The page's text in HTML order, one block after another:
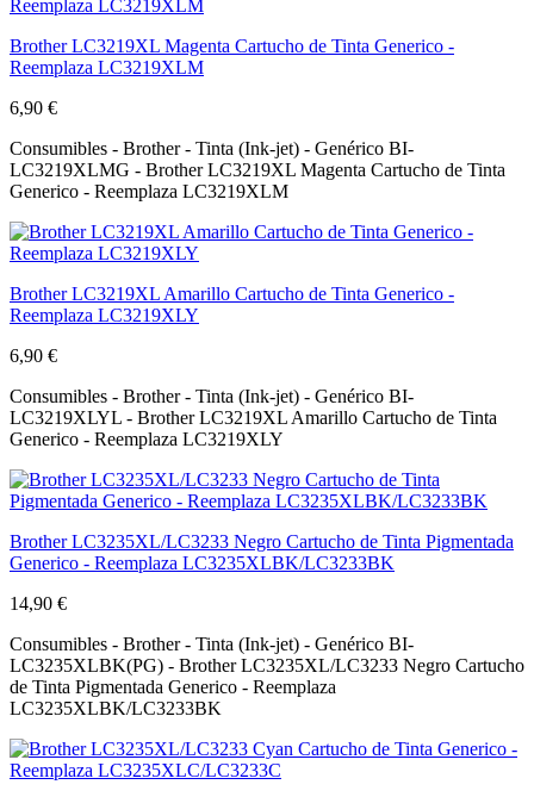
Brother LC3219XL Magenta Cartucho de Tinta Generico -
Reemplaza LC3219XLM
6,90 €
Consumibles - Brother - Tinta (Ink-jet) - Genérico BI-
LC3219XLMG - Brother LC3219XL Magenta Cartucho de Tinta
Generico - Reemplaza LC3219XLM
Brother LC3219XL Amarillo Cartucho de Tinta Generico -
Reemplaza LC3219XLY
6,90 €
Consumibles - Brother - Tinta (Ink-jet) - Genérico BI-
LC3219XLYL - Brother LC3219XL Amarillo Cartucho de Tinta
Generico - Reemplaza LC3219XLY
Brother LC3235XL/LC3233 Negro Cartucho de Tinta Pigmentada
Generico - Reemplaza LC3235XLBK/LC3233BK
14,90 €
Consumibles - Brother - Tinta (Ink-jet) - Genérico BI-
LC3235XLBK(PG) - Brother LC3235XL/LC3233 Negro Cartucho
de Tinta Pigmentada Generico - Reemplaza
LC3235XLBK/LC3233BK